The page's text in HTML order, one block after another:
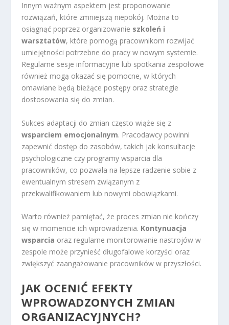
Innym ważnym aspektem jest proponowanie
rozwiązań, które zmniejszą niepokój. Można to
osiągnąć poprzez organizowanie szkoleń i
warsztatów, które pomogą pracownikom rozwijać
umiejętności potrzebne do pracy w nowym systemie.
Regularne sesje informacyjne lub spotkania zespołowe
również mogą okazać się pomocne, w których
omawiane będą bieżące postępy oraz strategie
dostosowania się do zmian.
Sukces adaptacji do zmian często wiąże się z
wsparciem emocjonalnym. Pracodawcy powinni
zapewnić dostęp do zasobów, takich jak konsultacje
psychologiczne czy programy wsparcia dla
pracowników, co pozwala na lepsze radzenie sobie z
ewentualnym stresem związanym z
przekwalifikowaniem lub nowymi obowiązkami.
Warto również pamiętać, że proces zmian nie kończy
się w momencie ich wprowadzenia. Kontynuacja
wsparcia oraz regularne monitorowanie nastrojów w
zespole może przynieść długofalowe korzyści oraz
zwiększyć zaangażowanie pracowników w przyszłości.
JAK OCENIĆ EFEKTY
WPROWADZONYCH ZMIAN
ORGANIZACYJNYCH?